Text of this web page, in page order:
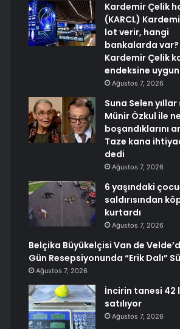
Kardemir Çelik
(KARCL)
lot verir, hangi
bankalarda var?
Kardemir Çelik
endeksine
Ağustos 7, 2026
Suna Selen
Münir Özkul ile
boşandıklarını
Taze kana
dedi
Ağustos 7, 2026
6 yaşındaki
saldırısından
kurtardı
Ağustos 7, 2026
Belçika Büyükelçisi Van de
Gün Resepsiyonunda “Erik Dalı”
Ağustos 7, 2026
İncirin tanesi 42
satılıyor
Ağustos 7, 2026